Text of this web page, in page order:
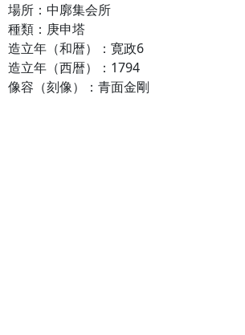
場所：中廓集会所
種類：庚申塔
造立年（和暦）：寛政6
造立年（西暦）：1794
像容（刻像）：青面金剛